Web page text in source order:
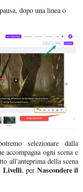
dopo una linea o
selezionare dalla
ogni scena e
all'anteprima della scena
Livelli, per Nascondere il